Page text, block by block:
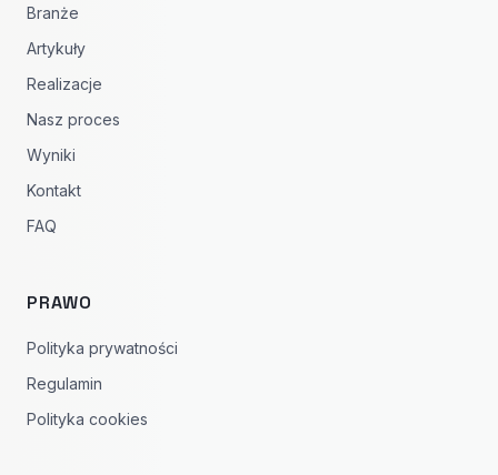
Branże
Artykuły
Realizacje
Nasz proces
Wyniki
Kontakt
FAQ
PRAWO
Polityka prywatności
Regulamin
Polityka cookies